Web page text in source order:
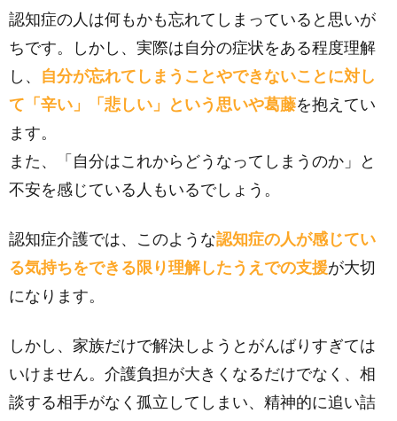
認知症の人は何もかも忘れてしまっていると思いが
ちです。しかし、実際は自分の症状をある程度理解
し、 自分が忘れてしまうことやできないことに対し
て「辛い」「悲しい」という思いや葛藤を抱えてい
ます。
また、「自分はこれからどうなってしまうのか」と
不安を感じている人もいるでしょう。
認知症介護では、このような認知症の人が感じてい
る気持ちをできる限り理解したうえでの支援が大切
になります。
しかし、家族だけで解決しようとがんばりすぎては
いけません。介護負担が大きくなるだけでなく、相
談する相手がなく孤立してしまい、精神的に追い詰